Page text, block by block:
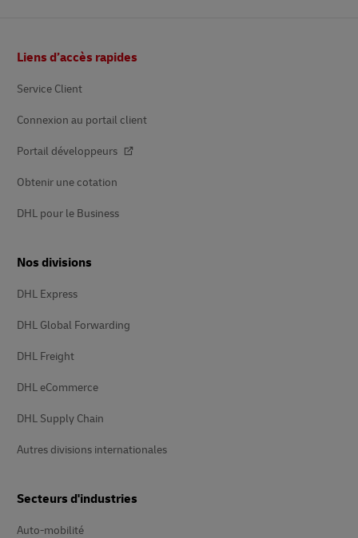
de
Liens d’accès rapides
Service Client
Connexion au portail client
Portail développeurs
Obtenir une cotation
DHL pour le Business
Nos divisions
DHL Express
DHL Global Forwarding
DHL Freight
DHL eCommerce
DHL Supply Chain
Autres divisions internationales
Secteurs d'industries
Auto-mobilité